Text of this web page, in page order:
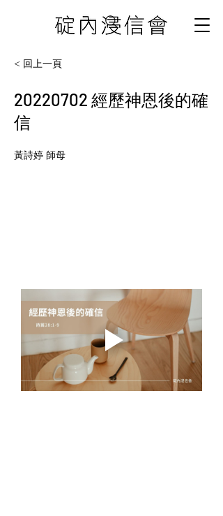
< 回上一頁
20220702 經歷神恩後的確
信
黃詩婷 師母